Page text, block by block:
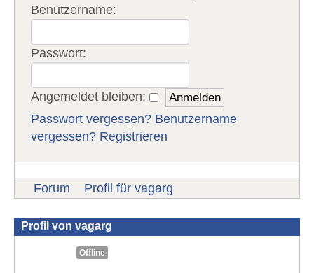
Benutzername:
Passwort:
Angemeldet bleiben:
Passwort vergessen? Benutzername
vergessen? Registrieren
Forum Profil für vagarg
Profil von vagarg
Offline